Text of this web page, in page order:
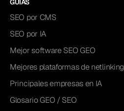
GUÍAS
SEO por CMS
SEO por IA
Mejor software SEO GEO
Mejores plataformas de netlinking
Principales empresas en IA
Glosario GEO / SEO